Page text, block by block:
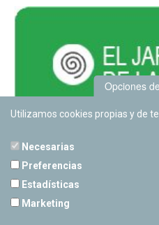
Opciones
Utilizamos cookies propias y de
Necesarias
Preferencias
Estadísticas
Marketing